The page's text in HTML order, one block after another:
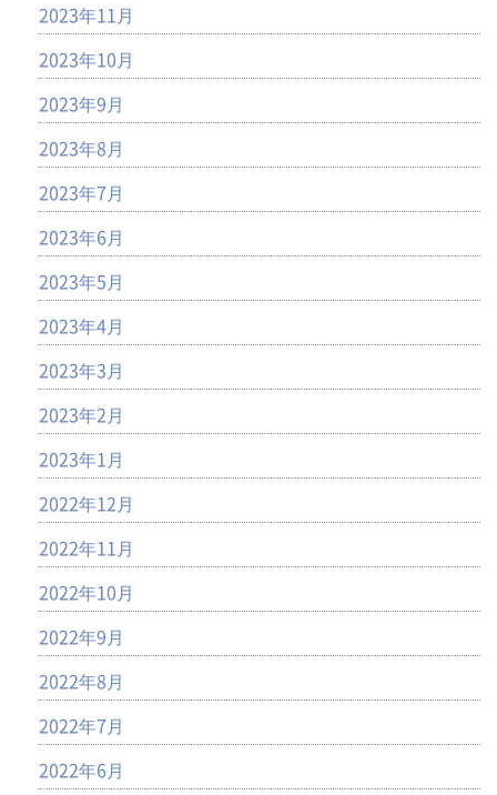
2023年11月
2023年10月
2023年9月
2023年8月
2023年7月
2023年6月
2023年5月
2023年4月
2023年3月
2023年2月
2023年1月
2022年12月
2022年11月
2022年10月
2022年9月
2022年8月
2022年7月
2022年6月